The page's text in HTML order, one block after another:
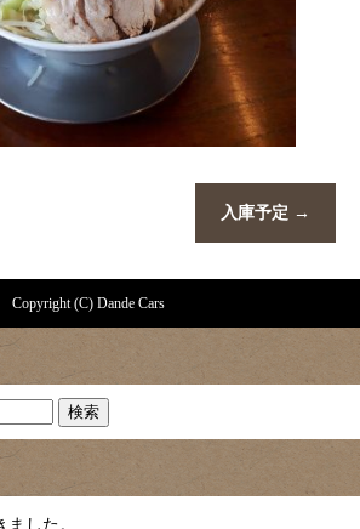
入庫予定 →
Copyright (C) Dande Cars
した。